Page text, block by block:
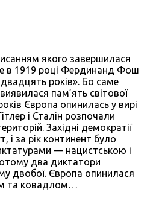
якого завершилася
в 1919 році Фердинанд Фош
років». Бо саме
пам’ять світової
Європа опинилась у вирі
і Сталін розпочали
Західні демократії
і за рік континент було
— нацистською і
два диктатори
двобої. Європа опинилася
та ковадлом…